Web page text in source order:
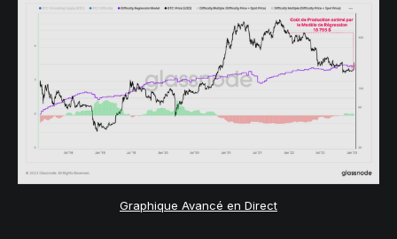
Graphique Avancé en Direct